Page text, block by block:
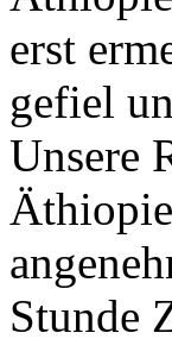
erst
gefiel
Unsere
Stunde